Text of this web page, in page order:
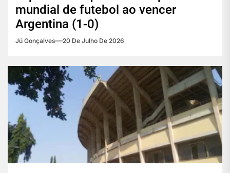
mundial de futebol ao vencer
Argentina (1-0)
Jú Gonçalves 20 De Julho De 2026